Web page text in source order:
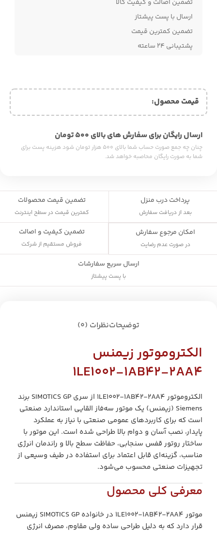
تضمین اصالت و کیفیت کالا
ارسال با پست پیشتاز
تضمین کمترین قیمت
پشتیبانی ۲۴ ساعته
قیمت محصول:​
ارسال رایگان برای سفارش های بالای ۵۰۰ تومان
چنان چه جمع صورت حساب شما بالای ۵۰۰ هزار تومان شود هزینه پست برای
شما به صورت رایگان محاصبه خواهد شد.
پرداخت درب منزل
بعد از دریافت سفارش
تضمین قیمت محصولات
کمترین قیمت در سطح اینترنت
امکان مرجوع سفارش
در صورت عدم رضایت
تضمین کیفیت و اصالت
فروش مستقیم از شرکت
ارسال سریع سفارشات
با پست پیشتاز
توضیحاتنظرات (0)
الکتروموتور زیمنس
1LE1002‑1AB42‑2AA4
الکتروموتور 1LE1002‑1AB42‑2AA4 از سری SIMOTICS GP برند
Siemens (زیمنس) یک موتور سه‌فاز القایی استاندارد صنعتی
است که برای کاربردهای عمومی صنعتی با نیاز به عملکرد
پایدار، نصب آسان و دوام بالا طراحی شده است. این موتور با
ساختار روتور قفس سنجابی، حفاظت سطح بالا و راندمان انرژی
مناسب، گزینه‌ای قابل اعتماد برای استفاده در طیف وسیعی از
تجهیزات صنعتی محسوب می‌شود.
معرفی کلی محصول
موتور 1LE1002‑1AB42‑2AA4 در خانواده SIMOTICS GP زیمنس
قرار دارد که به دلیل طراحی ساده ولی مقاوم، مصرف انرژی